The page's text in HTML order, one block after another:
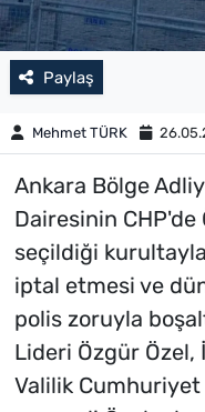
Paylaş
Mehmet TÜRK
Ankara Bölge
Dairesinin
seçildiği
iptal etmesi ve
polis zoruyla
Lideri Özgür
Valilik